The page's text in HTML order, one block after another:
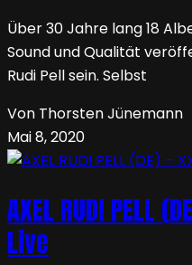
Über 30 Jahre lang 18
Sound und Qualität
Rudi Pell sein. Selbst
Von Thorsten Jünemann
Mai 8, 2020
AXEL RUDI PELL
Live